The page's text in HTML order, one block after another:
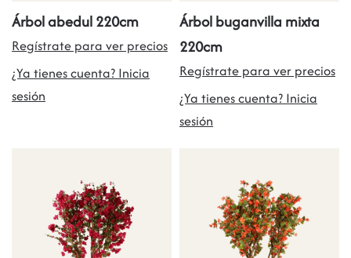
Árbol abedul 220cm
Regístrate para ver precios
¿Ya tienes cuenta? Inicia
sesión
Árbol buganvilla mixta
220cm
Regístrate para ver precios
¿Ya tienes cuenta? Inicia
sesión